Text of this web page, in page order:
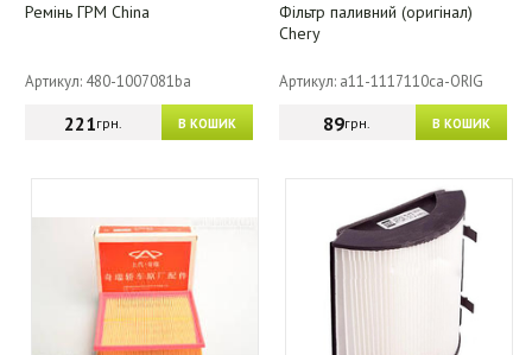
Ремінь ГРМ China
Артикул: 480-1007081ba
В КОШИК
221грн.
Фільтр паливний (оригінал)
Chery
Артикул: a11-1117110ca-ORIG
В КОШИК
89грн.